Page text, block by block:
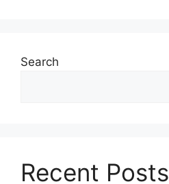
Search
Recent Posts